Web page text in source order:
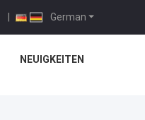
German
|
NEUIGKEITEN